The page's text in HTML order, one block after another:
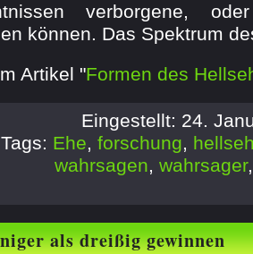
verborgene,
können. Das Spektrum
Artikel "Formen des
Eingestellt: 24.
Tags: Ehe, forschung,
wahrsagen, wahrsager
als dreißig gewinnen